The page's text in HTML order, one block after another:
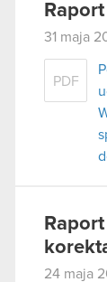
31 maja
PDF
24 maja